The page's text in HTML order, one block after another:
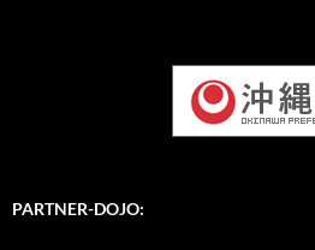
PARTNER-DOJO: